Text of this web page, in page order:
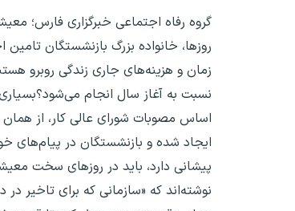
گروه رفاه اجتماعی خبرگزاری فارس؛
روزها، خانواده بزرگ بازنشستگان
زمان و هزینه‌های جاری زندگی روبرو
اساس مصوبات شورای عالی کار، از
ایجاد شده و بازنشستگان در پیام‌های
پیشانی دارد، باید در روزهای سخت
نوشته‌اند که «سازمانی که برای تاخیر